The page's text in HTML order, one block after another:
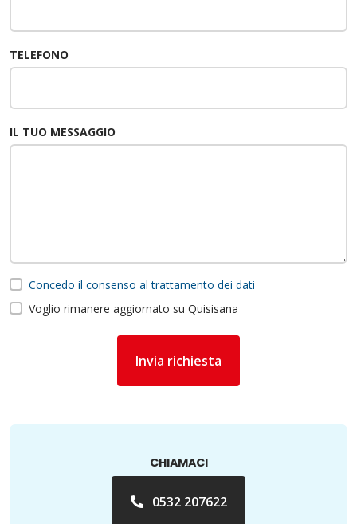
TELEFONO
IL TUO MESSAGGIO
Concedo il consenso al trattamento dei dati
Voglio rimanere aggiornato su Quisisana
Invia richiesta
CHIAMACI
0532 207622